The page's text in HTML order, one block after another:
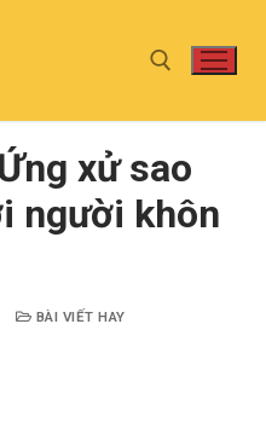
xử sao
người khôn
BÀI VIẾT HAY